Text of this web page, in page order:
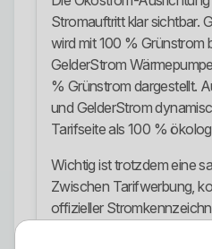
Stromauftritt klar sichtbar.
wird mit 100 % Grünstrom
GelderStrom
% Grünstrom dargestellt.
und GelderStrom
Tarifseite als 100 %
Wichtig ist trotzdem eine
Zwischen Tarifwerbung,
offizieller